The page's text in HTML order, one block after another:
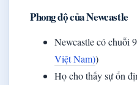
Phong độ của Newcastle
Newcastle có chuỗi
Việt Nam))
Họ cho thấy sự ổn